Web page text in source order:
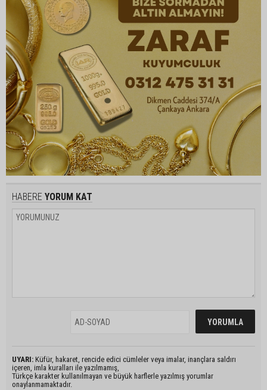
HABERE YORUM KAT
UYARI: Küfür, hakaret, rencide edici cümleler veya imalar, inançlara saldırı
içeren, imla kuralları ile yazılmamış,
Türkçe karakter kullanılmayan ve büyük harflerle yazılmış yorumlar
onaylanmamaktadır.